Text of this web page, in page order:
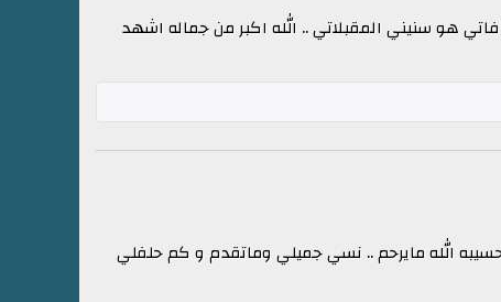
هو سنيني المقبلاتي .. الله اكبر من جماله اشهد
حسيبه الله مايرحم .. نسي جميلي وماتقدم و كم حلفلي